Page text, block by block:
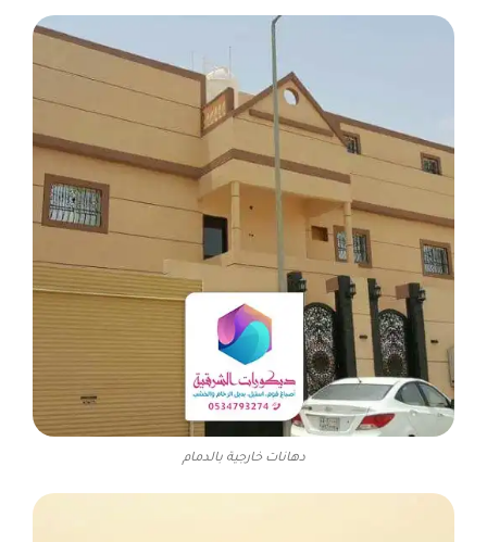
دهانات خارجية بالدمام